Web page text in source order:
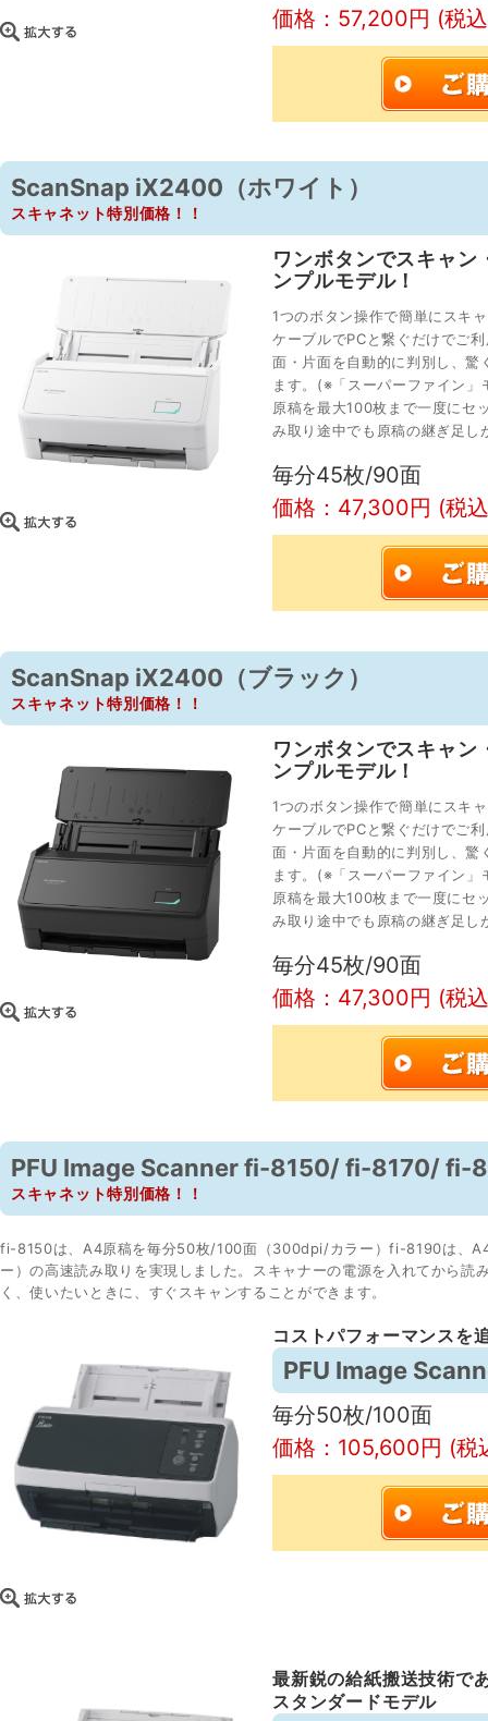
価格：57,200円 (税
ScanSnap iX2400（ホワイト）
スキャネット特別価格！！
ワンボタンでスキャ
ンプルモデル！
1つのボタン操作で簡単にスキ
ケーブルでPCと繋ぐだけでご
面・片面を自動的に判別し、
ます。(※「スーパーファイン
原稿を最大100枚まで一度にセ
み取り途中でも原稿の継ぎ足し
毎分45枚/90面
価格：47,300円 (税
ScanSnap iX2400（ブラック）
スキャネット特別価格！！
ワンボタンでスキャ
ンプルモデル！
1つのボタン操作で簡単にスキ
ケーブルでPCと繋ぐだけでご
面・片面を自動的に判別し、
ます。(※「スーパーファイン
原稿を最大100枚まで一度にセ
み取り途中でも原稿の継ぎ足し
毎分45枚/90面
価格：47,300円 (税
PFU Image Scanner fi-8150/ fi-8170/ fi-
スキャネット特別価格！！
fi-8150は、A4原稿を毎分50枚/100面（300dpi/カラー）fi-8190は、
ー）の高速読み取りを実現しました。スキャナーの電源を入れてから読
く、使いたいときに、すぐスキャンすることができます。
コストパフォーマンスを
PFU Image
毎分50枚/100面
価格：105,600円 (税
最新鋭の給紙搬送技術で
スタンダードモデル